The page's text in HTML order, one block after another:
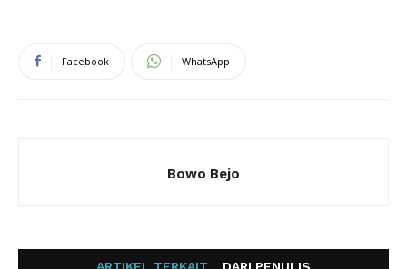
Facebook WhatsApp
Bowo Bejo